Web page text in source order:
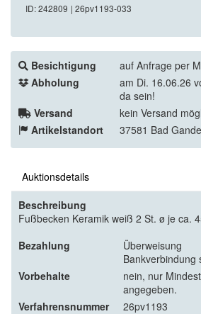
ID: 242809 | 26pv1193-033
Besichtigung
auf Anfrage per
Abholung
am Di. 16.06.26
da sein!
Versand
kein Versand
Artikelstandort
37581 Bad
Auktionsdetails
Beschreibung
Fußbecken Keramik weiß 2 St. ø je ca.
Bezahlung
Überweisung
Bankverbindung
Vorbehalte
nein, nur
angegeben.
Verfahrensnummer
26pv1193